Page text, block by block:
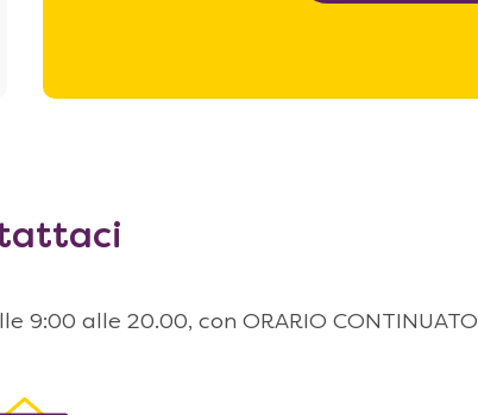
9:00 alle 20.00, con ORARIO CONTINUATO